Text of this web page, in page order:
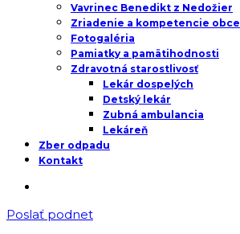
Vavrinec Benedikt z Nedožier
Zriadenie a kompetencie obce
Fotogaléria
Pamiatky a pamätihodnosti
Zdravotná starostlivosť
Lekár dospelých
Detský lekár
Zubná ambulancia
Lekáreň
Zber odpadu
Kontakt
Poslať podnet